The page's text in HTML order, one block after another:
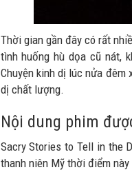
Thời gian gần đây có rất
tình huống hù dọa cũ nát,
Chuyện kinh dị lúc nửa
dị chất lượng.
Nội dung phim
Sacry Stories to Tell in the
thanh niên Mỹ thời điểm